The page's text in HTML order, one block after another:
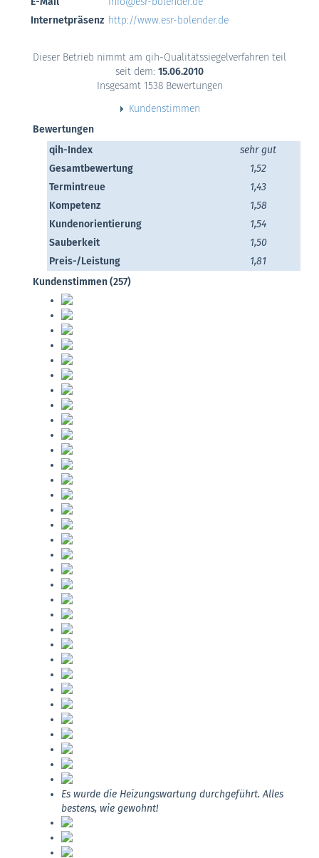
Internetpräsenz http://www.esr-bolender.de
Dieser Betrieb nimmt am qih-Qualitätssiegelverfahren teil
seit dem: 15.06.2010
Insgesamt 1538 Bewertungen
Kundenstimmen
Bewertungen
qih-Index
sehr gut
Gesamtbewertung
1,52
Termintreue
1,43
Kompetenz
1,58
Kundenorientierung
1,54
Sauberkeit
1,50
Preis-/Leistung
1,81
Kundenstimmen (257)
Es wurde die Heizungswartung durchgeführt. Alles
bestens, wie gewohnt!